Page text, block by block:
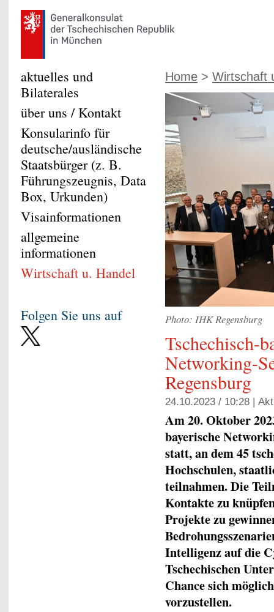
Home > Wirtschaft
Photo: IHK Regensburg
Tschechisch-
Networking-
Regensburg
24.10.2023 / 10:28 |
Am 20. Oktober
bayerische
statt, an dem 45
Hochschulen,
teilnahmen. Die
Kontakte zu
Projekte zu
Intelligenz auf die
Tschechischen
Chance sich
vorzustellen.
aktuelles und
Bilaterales
über uns / Kontakt
Konsularinfo für
deutsche/ausländische
Staatsbürger (z. B.
Führungszeugnis, Data
Box, Urkunden)
Visainformationen
allgemeine
informationen
Wirtschaft u. Handel
Folgen Sie uns auf